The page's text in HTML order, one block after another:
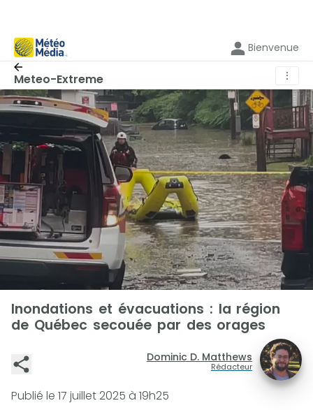
Bienvenue
Meteo-Extreme ⋮
Inondations et évacuations : la région
de Québec secouée par des orages
Dominic D. Matthews
Rédacteur
Publié le 17 juillet 2025 à 19h25